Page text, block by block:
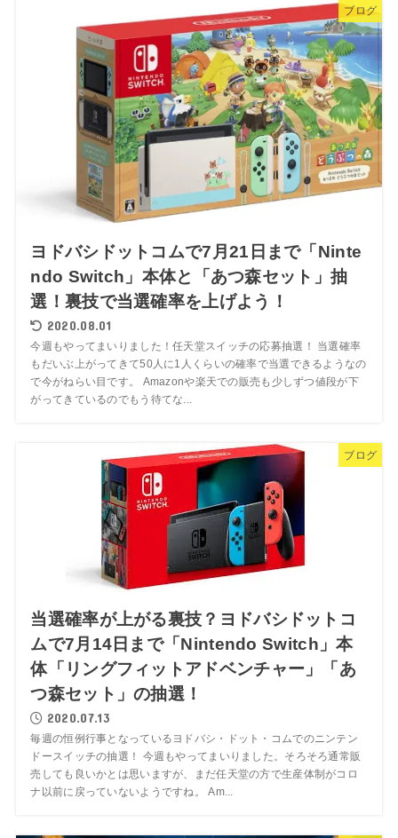
ブログ
ヨドバシドットコムで7月21日まで「Ninte
ndo Switch」本体と「あつ森セット」抽
選！裏技で当選確率を上げよう！
2020.08.01
今週もやってまいりました！任天堂スイッチの応募抽選！ 当選確率
もだいぶ上がってきて50人に1人くらいの確率で当選できるようなの
で今がねらい目です。 Amazonや楽天での販売も少しずつ値段が下
がってきているのでもう待てな...
ブログ
当選確率が上がる裏技？ヨドバシドットコ
ムで7月14日まで「Nintendo Switch」本
体「リングフィットアドベンチャー」「あ
つ森セット」の抽選！
2020.07.13
毎週の恒例行事となっているヨドバシ・ドット・コムでのニンテン
ドースイッチの抽選！ 今週もやってまいりました。そろそろ通常販
売しても良いかとは思いますが、まだ任天堂の方で生産体制がコロ
ナ以前に戻っていないようですね。 Am...